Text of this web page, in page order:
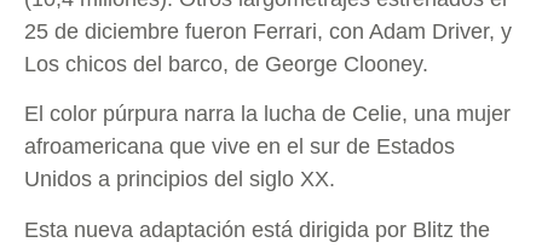
25 de diciembre fueron Ferrari, con Adam Driver, y
Los chicos del barco, de George Clooney.
El color púrpura narra la lucha de Celie, una mujer
afroamericana que vive en el sur de Estados
Unidos a principios del siglo XX.
Esta nueva adaptación está dirigida por Blitz the